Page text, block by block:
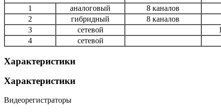
1 аналоговый
8 каналов
2
гибридный
8 каналов
3
сетевой
4
сетевой
Характеристики
Характеристики
Видеорегистраторы